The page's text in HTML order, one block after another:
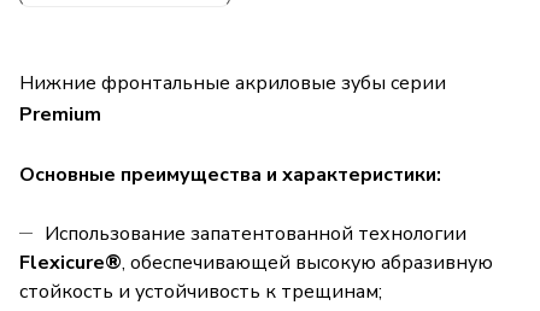
Нижние фронтальные акриловые зубы серии
Premium
Основные преимущества и характеристики:
Использование запатентованной технологии
Flexicure®, обеспечивающей высокую абразивную
стойкость и устойчивость к трещинам;